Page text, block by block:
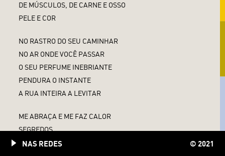
DE MÚSCULOS, DE CARNE E OSSO
PELE E COR
NO RASTRO DO SEU CAMINHAR
NO AR ONDE VOCÊ PASSAR
O SEU PERFUME INEBRIANTE
PENDURA O INSTANTE
A RUA INTEIRA A LEVITAR
ME ABRAÇA E ME FAZ CALOR
SEGREDOS
UM SER HUMANO É O MEU AMOR
NAS REDES © 2021